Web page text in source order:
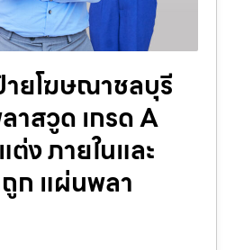
ยโฆษณาชลบุรี
สวูด เกรด A
ง ภายในและ
ก แผ่นพลา